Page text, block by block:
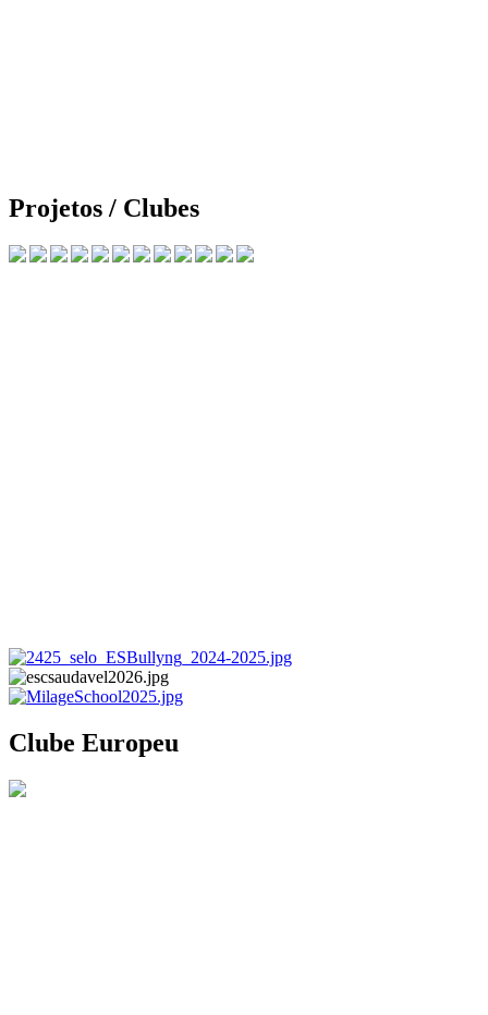
Projetos / Clubes
Clube Europeu